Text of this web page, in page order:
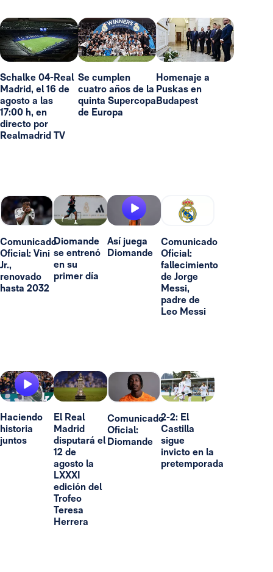
Schalke 04-Real
Madrid, el 16 de
agosto a las
17:00 h, en
directo por
Realmadrid TV
Se cumplen
cuatro años de la
quinta Supercopa
de Europa
Homenaje a
Puskas en
Budapest
Comunicado
Oficial: Vini
Jr.,
renovado
hasta 2032
Diomande
se entrenó
en su
primer día
Así juega
Diomande
Comunicado
Oficial:
fallecimiento
de Jorge
Messi,
padre de
Leo Messi
Haciendo
historia
juntos
El Real
Madrid
disputará el
12 de
agosto la
LXXXI
edición del
Trofeo
Teresa
Herrera
Comunicado
Oficial:
Diomande
2-2: El
Castilla
sigue
invicto en la
pretemporada